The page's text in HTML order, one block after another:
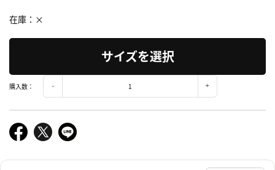
在庫 ×
サイズを選択
購入数：